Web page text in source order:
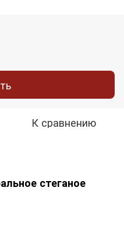
К сравнению
стеганое